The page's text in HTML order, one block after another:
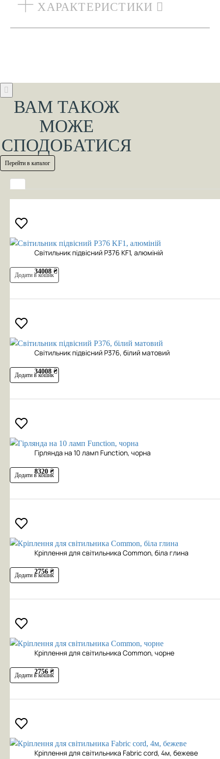
ХАРАКТЕРИСТИКИ
ВАМ ТАКОЖ
МОЖЕ
СПОДОБАТИСЯ
Перейти в каталог
Cвітильник підвісний P376 KF1, алюміній
34008 ₴
Додати в кошик
Cвітильник підвісний P376, білий матовий
34008 ₴
Додати в кошик
Гірлянда на 10 ламп Function, чорна
8320 ₴
Додати в кошик
Кріплення для світильника Common, біла глина
2756 ₴
Додати в кошик
Кріплення для світильника Common, чорне
2756 ₴
Додати в кошик
Кріплення для світильника Fabric cord, 4м, бежеве